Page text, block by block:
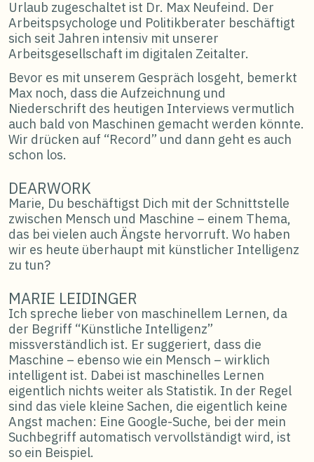
Urlaub zugeschaltet ist Dr. Max Neufeind. Der
Arbeitspsychologe und Politikberater beschäftigt
sich seit Jahren intensiv mit unserer
Arbeitsgesellschaft im digitalen Zeitalter.
Bevor es mit unserem Gespräch losgeht, bemerkt
Max noch, dass die Aufzeichnung und
Niederschrift des heutigen Interviews vermutlich
auch bald von Maschinen gemacht werden könnte.
Wir drücken auf “Record” und dann geht es auch
schon los.
DEARWORK
Marie, Du beschäftigst Dich mit der Schnittstelle
zwischen Mensch und Maschine – einem Thema,
das bei vielen auch Ängste hervorruft. Wo haben
wir es heute überhaupt mit künstlicher Intelligenz
zu tun?
MARIE LEIDINGER
Ich spreche lieber von maschinellem Lernen, da
der Begriff “Künstliche Intelligenz”
missverständlich ist. Er suggeriert, dass die
Maschine – ebenso wie ein Mensch – wirklich
intelligent ist. Dabei ist maschinelles Lernen
eigentlich nichts weiter als Statistik. In der Regel
sind das viele kleine Sachen, die eigentlich keine
Angst machen: Eine Google-Suche, bei der mein
Suchbegriff automatisch vervollständigt wird, ist
so ein Beispiel.